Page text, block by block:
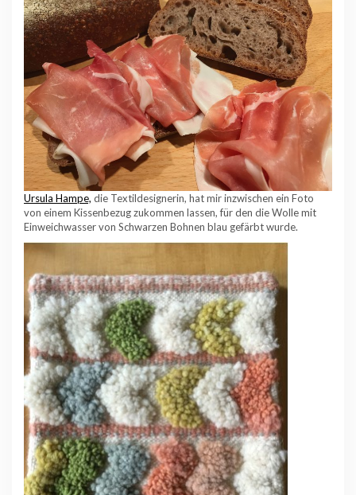
Ursula Hampe, die Textildesignerin, hat mir inzwischen ein Foto
von einem Kissenbezug zukommen lassen, für den die Wolle mit
Einweichwasser von Schwarzen Bohnen blau gefärbt wurde.